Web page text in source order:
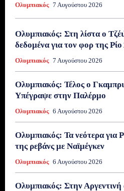
Ολυμπιακός 7 Αυγούστου 2026
Ολυμπιακός: Στη λίστα ο
δεδομένα για τον φορ της
Ολυμπιακός 7 Αυγούστου 2026
Ολυμπιακός: Τέλος ο
Υπέγραψε στην Παλέρμο
Ολυμπιακός 6 Αυγούστου 2026
Ολυμπιακός: Τα νεότερα για
της ρεβάνς με Ναϊμέγκεν
Ολυμπιακός 6 Αυγούστου 2026
Ολυμπιακός: Στην Αργεντινή